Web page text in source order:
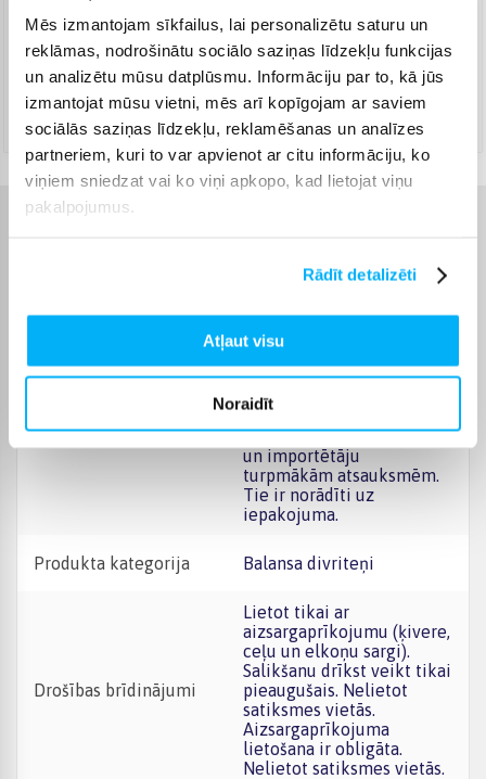
Mēs izmantojam sīkfailus, lai personalizētu saturu un
reklāmas, nodrošinātu sociālo saziņas līdzekļu funkcijas
un analizētu mūsu datplūsmu. Informāciju par to, kā jūs
izmantojat mūsu vietni, mēs arī kopīgojam ar saviem
sociālās saziņas līdzekļu, reklamēšanas un analīzes
partneriem, kuri to var apvienot ar citu informāciju, ko
viņiem sniedzat vai ko viņi apkopo, kad lietojat viņu
pakalpojumus.
Rādīt detalizēti
Atļaut visu
Noraidīt
Venipak Kurjers (4,99 €)
Apmaksā pilnu summu skaidrā naudā piegādes brīdī.
Augusts 13d. - Augusts 17d.
DPD kurjers (5,99 €)
Augusts 13d. - Augusts 17d.
CE sertifikāts
Rotaļlieta ir sertificēta un
rotaļlietu prasībām. CE
marķējumu atradīsiet uz
iepakojuma. Saglabājiet
informāciju par ražotāju
un importētāju
turpmākām atsauksmēm.
Tie ir norādīti uz
iepakojuma.
Produkta kategorija Balansa divriteņi
Drošības brīdinājumi
Lietot tikai ar
aizsargaprīkojumu (ķivere,
ceļu un elkoņu sargi).
Salikšanu drīkst veikt tikai
pieaugušais. Nelietot
satiksmes vietās.
Aizsargaprīkojuma
lietošana ir obligāta.
Nelietot satiksmes vietās.